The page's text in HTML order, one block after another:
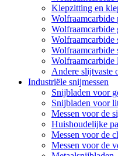
Klepzitting en
Wolfraamcarbide
Wolfraamcarbide
Wolfraamcarbide
Wolfraamcarbide
Wolfraamcarbide
Andere slijtvaste
Industriële snijmessen
Snijbladen voor
Snijbladen voor
Messen voor de
Huishoudelijke
Messen voor de
Messen voor de